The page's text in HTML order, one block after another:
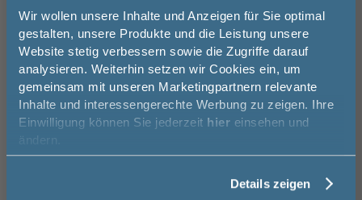
Wir wollen unsere Inhalte und Anzeigen für Sie optimal
gestalten, unsere Produkte und die Leistung unsere
Website stetig verbessern sowie die Zugriffe darauf
analysieren. Weiterhin setzen wir Cookies ein, um
gemeinsam mit unseren Marketingpartnern relevante
Inhalte und interessengerechte Werbung zu zeigen. Ihre
Einwilligung können Sie jederzeit hier einsehen und
ändern.
Details zeigen
Unsere Ausstellung besuchen
Basispreis 929,00 €
keine Optionen mit Aufpreis ausgewählt
Gesamtpreis 929,00 €
Jetzt 50 € sparen!
Melde Sie sich hier zu unserem
Newsletter an und sparen Sie
50€* auf Ihre Bestellung!